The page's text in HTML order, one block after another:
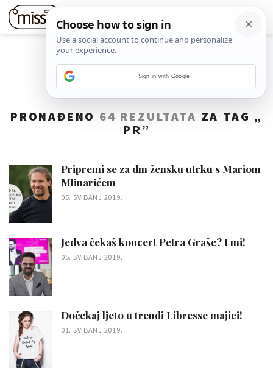
PRONAĐENO 64 REZULTATA ZA TAG „
PR”
Pripremi se za dm žensku utrku s Mariom
Mlinarićem
05. SVIBANJ 2019.
Jedva čekaš koncert Petra Graše? I mi!
05. SVIBANJ 2019.
Dočekaj ljeto u trendi Libresse majici!
01. SVIBANJ 2019.
Sign in with Google